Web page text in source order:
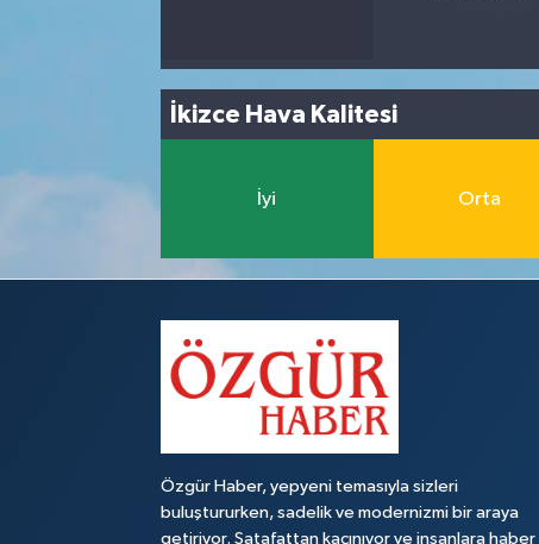
İkizce Hava Kalitesi
İyi Orta
Özgür Haber, yepyeni temasıyla sizleri
buluştururken, sadelik ve modernizmi bir araya
getiriyor. Şatafattan kaçınıyor ve insanlara haber